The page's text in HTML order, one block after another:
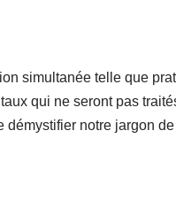
simultanée telle que
qui ne seront pas
démystifier notre jargon